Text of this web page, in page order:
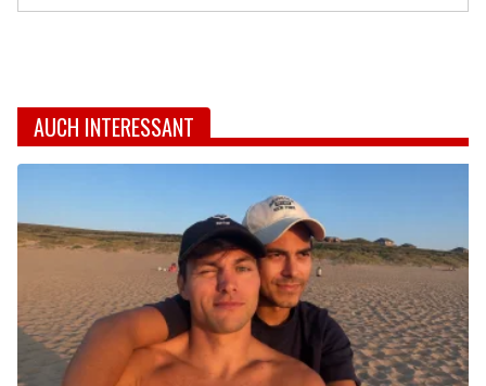
AUCH INTERESSANT